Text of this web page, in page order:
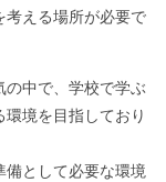
える場所が必要で
中で、学校で学ぶ
境を目指しており
備として必要な環境